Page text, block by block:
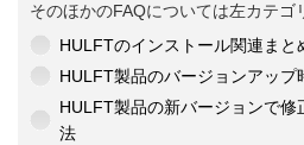
そのほかのFAQについては左カテゴ
HULFTのインストール関連まと
HULFT製品のバージョンアップ
HULFT製品の新バージョンで
法